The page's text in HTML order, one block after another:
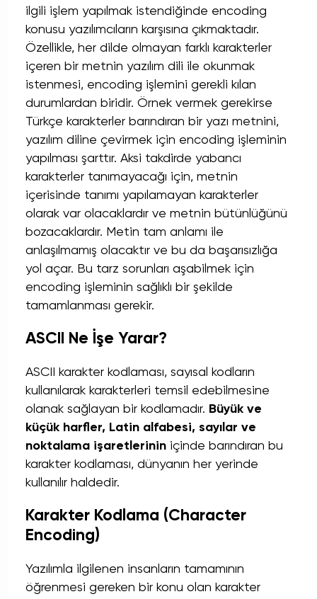
ilgili işlem yapılmak istendiğinde encoding
konusu yazılımcıların karşısına çıkmaktadır.
Özellikle, her dilde olmayan farklı karakterler
içeren bir metnin yazılım dili ile okunmak
istenmesi, encoding işlemini gerekli kılan
durumlardan biridir. Örnek vermek gerekirse
Türkçe karakterler barındıran bir yazı metnini,
yazılım diline çevirmek için encoding işleminin
yapılması şarttır. Aksi takdirde yabancı
karakterler tanımayacağı için, metnin
içerisinde tanımı yapılamayan karakterler
olarak var olacaklardır ve metnin bütünlüğünü
bozacaklardır. Metin tam anlamı ile
anlaşılmamış olacaktır ve bu da başarısızlığa
yol açar. Bu tarz sorunları aşabilmek için
encoding işleminin sağlıklı bir şekilde
tamamlanması gerekir.
ASCII Ne İşe Yarar?
ASCII karakter kodlaması, sayısal kodların
kullanılarak karakterleri temsil edebilmesine
olanak sağlayan bir kodlamadır. Büyük ve
küçük harfler, Latin alfabesi, sayılar ve
noktalama işaretlerinin içinde barındıran bu
karakter kodlaması, dünyanın her yerinde
kullanılır haldedir.
Karakter Kodlama (Character
Encoding)
Yazılımla ilgilenen insanların tamamının
öğrenmesi gereken bir konu olan karakter